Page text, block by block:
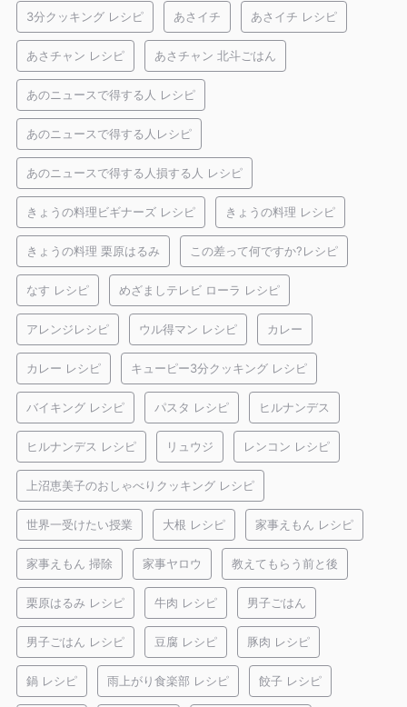
3分クッキング レシピ あさイチ あさイチ レシピ
あさチャン レシピ あさチャン 北斗ごはん
あのニュースで得する人 レシピ
あのニュースで得する人レシピ
あのニュースで得する人損する人 レシピ
きょうの料理ビギナーズ レシピ きょうの料理 レシピ
きょうの料理 栗原はるみ この差って何ですか?レシピ
なす レシピ めざましテレビ ローラ レシピ
アレンジレシピ ウル得マン レシピ カレー
カレー レシピ キューピー3分クッキング レシピ
バイキング レシピ パスタ レシピ ヒルナンデス
ヒルナンデス レシピ リュウジ レンコン レシピ
上沼恵美子のおしゃべりクッキング レシピ
世界一受けたい授業 大根 レシピ 家事えもん レシピ
家事えもん 掃除 家事ヤロウ 教えてもらう前と後
栗原はるみ レシピ 牛肉 レシピ 男子ごはん
男子ごはん レシピ 豆腐 レシピ 豚肉 レシピ
鍋 レシピ 雨上がり食楽部 レシピ 餃子 レシピ